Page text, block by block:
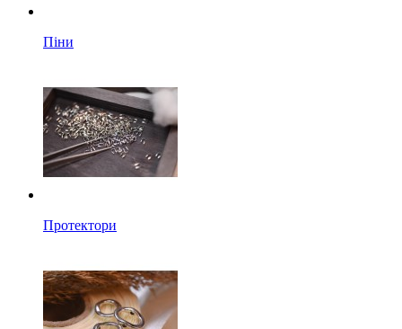
Піни
Протектори